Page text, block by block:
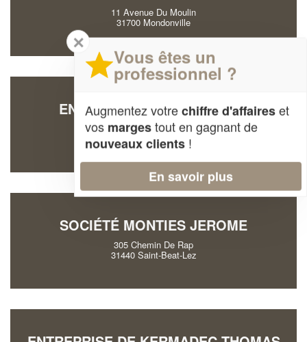
11 Avenue Du Moulin
31700 Mondonville
ENTREPRISE ALLA CYPRIEN
401 Route De Seysses
31100 Toulouse
SOCIÉTÉ MONTIES JEROME
305 Chemin De Rap
31440 Saint-Beat-Lez
✕
Vous êtes un
professionnel ?
Augmentez votrechiffre d'affaireset
vos margestout en gagnant de
nouveaux clients !
En savoir plus